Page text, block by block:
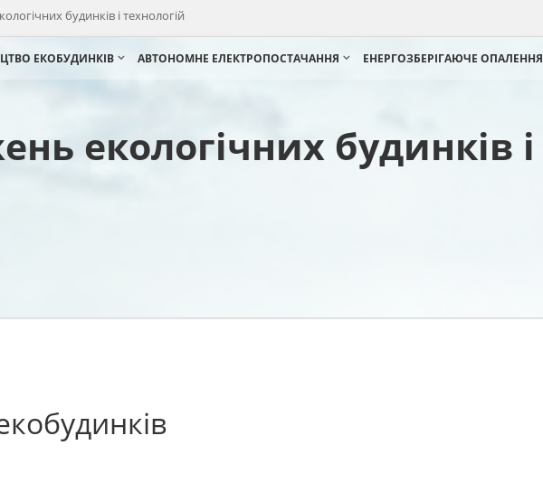
будинків і технологій
ЕКОБУДИНКІВ АВТОНОМНЕ ЕЛЕКТРОПОСТАЧАННЯ ЕНЕРГОЗБЕРІГАЮЧЕ ОПАЛЕННЯ
екологічних будинків і